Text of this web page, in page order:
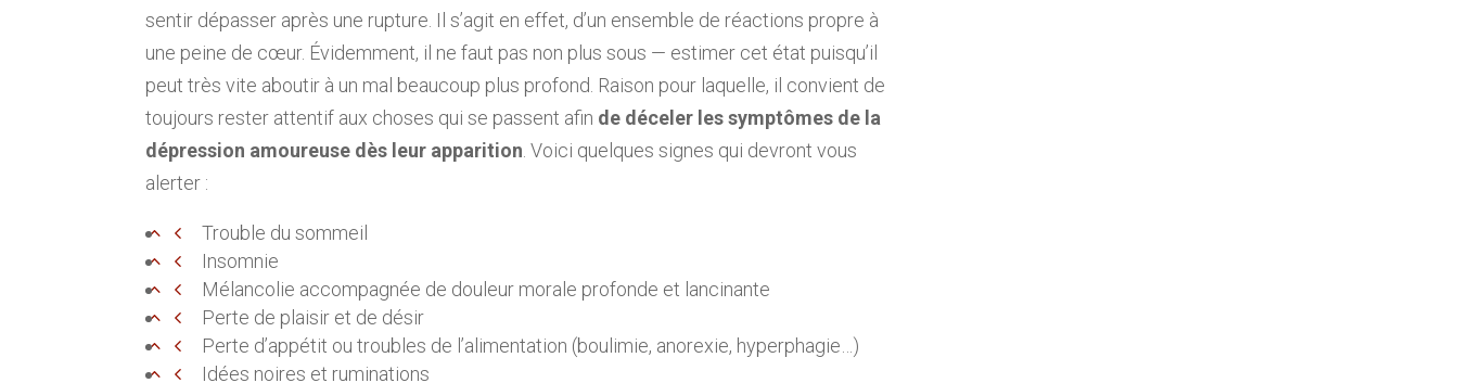
sentir dépasser après une rupture. Il s’agit en effet, d’un ensemble de réactions propre à
une peine de cœur. Évidemment, il ne faut pas non plus sous — estimer cet état puisqu’il
peut très vite aboutir à un mal beaucoup plus profond. Raison pour laquelle, il convient de
toujours rester attentif aux choses qui se passent afin de déceler les symptômes de la
dépression amoureuse dès leur apparition . Voici quelques signes qui devront vous
alerter :
Trouble du sommeil
Insomnie
Mélancolie accompagnée de douleur morale profonde et lancinante
Perte de plaisir et de désir
Perte d’appétit ou troubles de l’alimentation (boulimie, anorexie, hyperphagie…)
Idées noires et ruminations